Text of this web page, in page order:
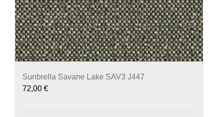
Sunbrella Savane Lake SAV3 J447
72,00 €